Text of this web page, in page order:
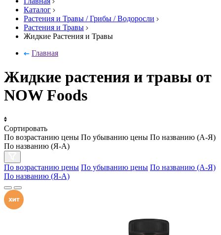
Каталог
Растения и Травы / Грибы / Водоросли
Растения и Травы
Жидкие Растения и Травы
Главная
Жидкие растения и травы от
NOW Foods
Сортировать
По возрастанию цены По убыванию цены По названию (А-Я)
По названию (Я-А)
По возрастанию цены По убыванию цены По названию (А-Я)
По названию (Я-А)